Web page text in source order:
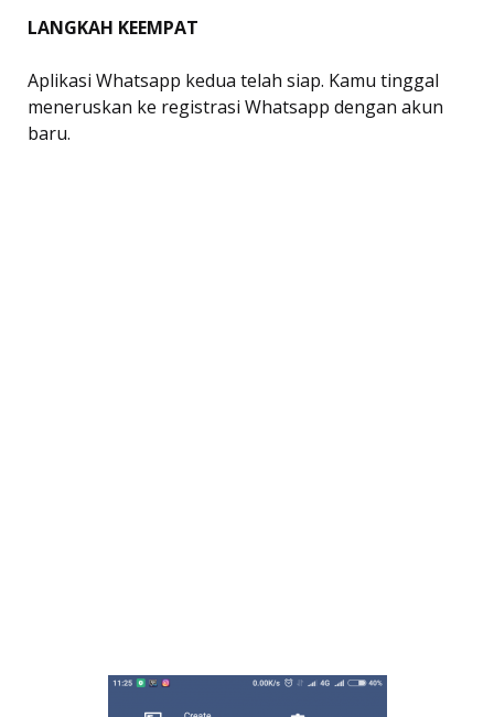
LANGKAH KEEMPAT
Aplikasi Whatsapp kedua telah siap. Kamu tinggal
meneruskan ke registrasi Whatsapp dengan akun
baru.